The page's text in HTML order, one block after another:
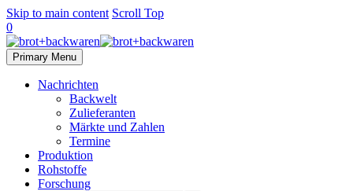
Skip to main content Scroll Top
0
Primary Menu
Nachrichten
Backwelt
Zulieferanten
Märkte und Zahlen
Termine
Produktion
Rohstoffe
Forschung